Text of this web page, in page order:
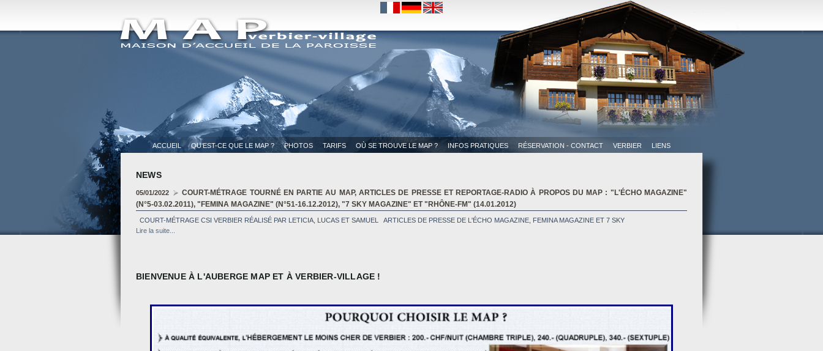
ACCUEIL QU'EST-CE QUE LE MAP ? PHOTOS TARIFS OÙ SE TROUVE LE MAP ? INFOS PRATIQUES RÉSERVATION - CONTACT VERBIER LIENS
NEWS
PRIX "TRAVELLERS' CHOICE 2014" DÉCERNÉ PAR TRIPADVISOR
Nous sommes très fiers et reconnaissants d'avoir obtenu le prix "Travellers' Choice 2014" décerné par Tripadvisor, la plateforme Internet mondialement connue, dans la
05/01/2022
COURT-MÉTRAGE TOURNÉ EN PARTIE AU MAP, ARTICLES DE PRESSE ET REPORTAGE-RADIO À PROPOS DU MAP : "L'ÉCHO MAGAZINE"
(N°5-03.02.2011), "FEMINA MAGAZINE" (N°51-16.12.2012), "7 SKY MAGAZINE" ET "RHÔNE-FM" (14.01.2012)
Lire la suite...
QUELQUES COMMENTAIRES D'HÔTES AYANT SÉJOURNÉ AU MAP...
"Accueil très sympathique. Propreté irréprochable." (Voyageur anonyme) "L'accueil très sympa. Habitat quasi neuf. Spacieux séjour. Spacieuse
CHEZ NOUS, FLEXIBILITÉ, CONVIVIALITÉ ET BIEN-ÊTRE NE SONT PAS DE VAINS MOTS... ! AINSI, FIDÈLES À NOTRE TRADITION D'ACCUEIL EN AUBERGE DE TYPE
BIENVENUE À L'AUBERGE MAP ET À VERBIER-VILLAGE !